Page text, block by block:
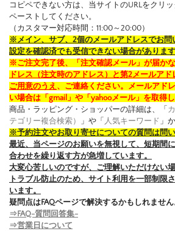
コピペできない方は、当サイトのURLをクリ
ペーストしてください。
（カスタマー対応時間：11:00～20:00）
※メイン、サブ、2個のメールアドレスでお問
設定を確認済でも受信できない場合があります
※ご注文完了後、「注文確認メール」が届かな
ドレス（注文時のアドレス）と第2メールア
ご用意のうえ 、ご連絡ください。メールアド
い場合は「gmail」や「yahooメール」を取得
商品・ラッピング・ショッパーの詳細は、「
テゴリー複合検索）
」や「 人気キーワード 」
※予約注文やお取り寄せについての質問は問
最近、当ページのお願いを無視して、短期間
合わせを繰り返す方が急増しています。
大変心苦しいのですが、ご理解いただけない場
トラブル防止のため、サイト利用を一部制限
います。
疑問点はFAQページで解決するかもしれません
⇒FAQ-質問回答集-
⇒営業日について